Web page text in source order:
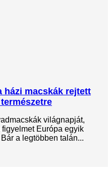
házi macskák rejtett
világnapját,
Európa egyik
a legtöbben talán...